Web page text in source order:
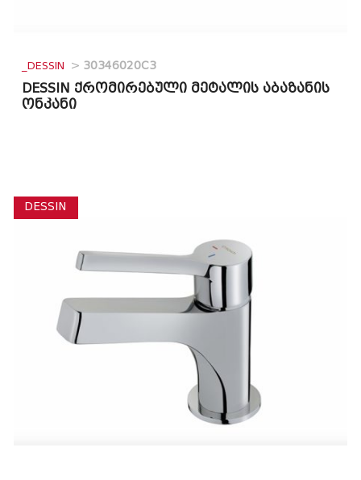
_DESSIN > 30346020C3
DESSIN ქრომირებული მეტალის აბაზანის
ონკანი
DESSIN